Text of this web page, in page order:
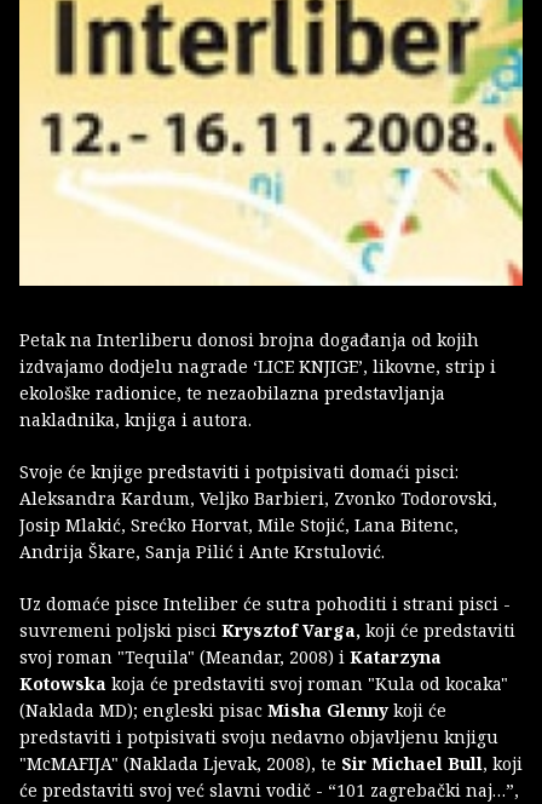
Petak na Interliberu donosi brojna događanja od kojih
izdvajamo dodjelu nagrade ‘LICE KNJIGE’, likovne, strip i
ekološke radionice, te nezaobilazna predstavljanja
nakladnika, knjiga i autora.
Svoje će knjige predstaviti i potpisivati domaći pisci:
Aleksandra Kardum, Veljko Barbieri, Zvonko Todorovski,
Josip Mlakić, Srećko Horvat, Mile Stojić, Lana Bitenc,
Andrija Škare, Sanja Pilić i Ante Krstulović.
Uz domaće pisce Inteliber će sutra pohoditi i strani pisci -
suvremeni poljski pisci Krysztof Varga, koji će predstaviti
svoj roman "Tequila" (Meandar, 2008) i Katarzyna
Kotowska koja će predstaviti svoj roman "Kula od kocaka"
(Naklada MD); engleski pisac Misha Glennykoji će
predstaviti i potpisivati svoju nedavno objavljenu knjigu
"McMAFIJA" (Naklada Ljevak, 2008), te Sir Michael Bull, koji
će predstaviti svoj već slavni vodič - “101 zagrebački naj…”,